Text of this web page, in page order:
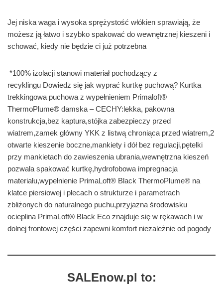
Jej niska waga i wysoka sprężystość włókien sprawiają, że
możesz ją łatwo i szybko spakować do wewnętrznej kieszeni i
schować, kiedy nie będzie ci już potrzebna
*100% izolacji stanowi materiał pochodzący z
recyklingu Dowiedz się jak wyprać kurtkę puchową? Kurtka
trekkingowa puchowa z wypełnieniem Primaloft®
ThermoPlume® damska – CECHY:lekka, pakowna
konstrukcja,bez kaptura,stójka zabezpieczy przed
wiatrem,zamek główny YKK z listwą chroniąca przed wiatrem,2
otwarte kieszenie boczne,mankiety i dół bez regulacji,pętelki
przy mankietach do zawieszenia ubrania,wewnętrzna kieszeń
pozwala spakować kurtkę,hydrofobowa impregnacja
materiału,wypełnienie PrimaLoft® Black ThermoPlume® na
klatce piersiowej i plecach o strukturze i parametrach
zbliżonych do naturalnego puchu,przyjazna środowisku
ocieplina PrimaLoft® Black Eco znajduje się w rękawach i w
dolnej frontowej części zapewni komfort niezależnie od pogody
SALEnow.pl to: